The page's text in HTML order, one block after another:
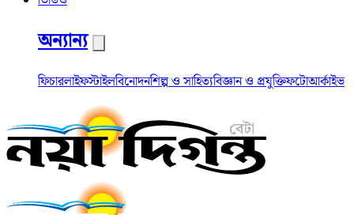
অন্যান্য
ফিচারলাইফস্টাইলবিনোদনশিল্প ও সাহিত্যবিজ্ঞান ও প্রযুক্তিফটোআর্কাইভ